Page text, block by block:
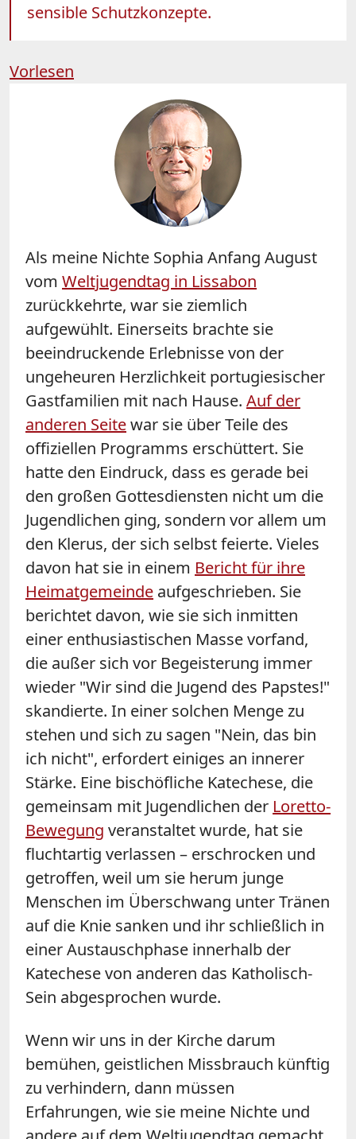
sensible Schutzkonzepte.
Vorlesen
Als meine Nichte Sophia Anfang August
vom Weltjugendtag in Lissabon
zurückkehrte, war sie ziemlich
aufgewühlt. Einerseits brachte sie
beeindruckende Erlebnisse von der
ungeheuren Herzlichkeit portugiesischer
Gastfamilien mit nach Hause. Auf der
anderen Seitewar sie über Teile des
offiziellen Programms erschüttert. Sie
hatte den Eindruck, dass es gerade bei
den großen Gottesdiensten nicht um die
Jugendlichen ging, sondern vor allem um
den Klerus, der sich selbst feierte. Vieles
davon hat sie in einem Bericht für ihre
Heimatgemeinde aufgeschrieben. Sie
berichtet davon, wie sie sich inmitten
einer enthusiastischen Masse vorfand,
die außer sich vor Begeisterung immer
wieder "Wir sind die Jugend des Papstes!"
skandierte. In einer solchen Menge zu
stehen und sich zu sagen "Nein, das bin
ich nicht", erfordert einiges an innerer
Stärke. Eine bischöfliche Katechese, die
gemeinsam mit Jugendlichen der Loretto-
Bewegung veranstaltet wurde, hat sie
fluchtartig verlassen – erschrocken und
getroffen, weil um sie herum junge
Menschen im Überschwang unter Tränen
auf die Knie sanken und ihr schließlich in
einer Austauschphase innerhalb der
Katechese von anderen das Katholisch-
Sein abgesprochen wurde.
Wenn wir uns in der Kirche darum
bemühen, geistlichen Missbrauch künftig
zu verhindern, dann müssen
Erfahrungen, wie sie meine Nichte und